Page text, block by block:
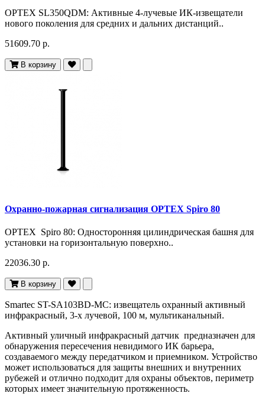
OPTEX SL350QDM: Активные 4-лучевые ИК-извещатели
нового поколения для средних и дальних дистанций..
51609.70 р.
В корзину
Охранно-пожарная сигнализация OPTEX Spiro 80
OPTEX Spiro 80: Односторонняя цилиндрическая башня для
установки на горизонтальную поверхно..
22036.30 р.
В корзину
Smartec ST-SA103BD-MC: извещатель охранный активный
инфракрасный, 3-х лучевой, 100 м, мультиканальный.
Активный уличный инфракрасный датчик предназначен для
обнаружения пересечения невидимого ИК барьера,
создаваемого между передатчиком и приемником. Устройство
может использоваться для защиты внешних и внутренних
рубежей и отлично подходит для охраны объектов, периметр
которых имеет значительную протяженность.